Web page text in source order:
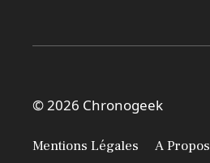
© 2026 Chronogeek
Mentions Légales A Propos